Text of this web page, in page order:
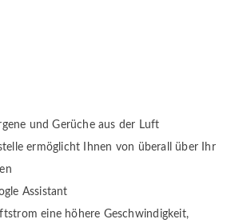
und Gerüche aus der Luft
ermöglicht Ihnen von überall über Ihr
Assistant
eine höhere Geschwindigkeit,